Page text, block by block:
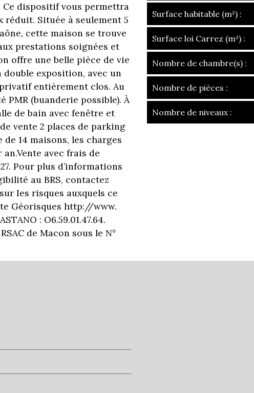
Ce dispositif vous permettra
Située à seulement 5
cette maison se trouve
prestations soignées et
offre une belle pièce de vie
double exposition, avec un
entièrement clos. Au
(buanderie possible). À
de bain avec fenêtre et
vente 2 places de parking
14 maisons, les charges
avec frais de
Pour plus d’informations
au BRS, contactez
Ies risques auxquels ce
Géorisques http://www.
: O6.59.01.47.64.
de Macon sous le N°
Surface habitable (m²) :
Surface loi Carrez (m²) :
Nombre de chambre(s) :
Nombre de pièces :
Nombre de niveaux :